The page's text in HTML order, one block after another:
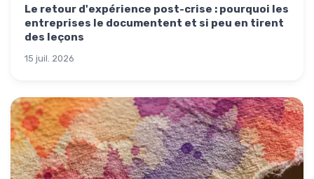
Le retour d'expérience post-crise : pourquoi les
entreprises le documentent et si peu en tirent
des leçons
15 juil. 2026